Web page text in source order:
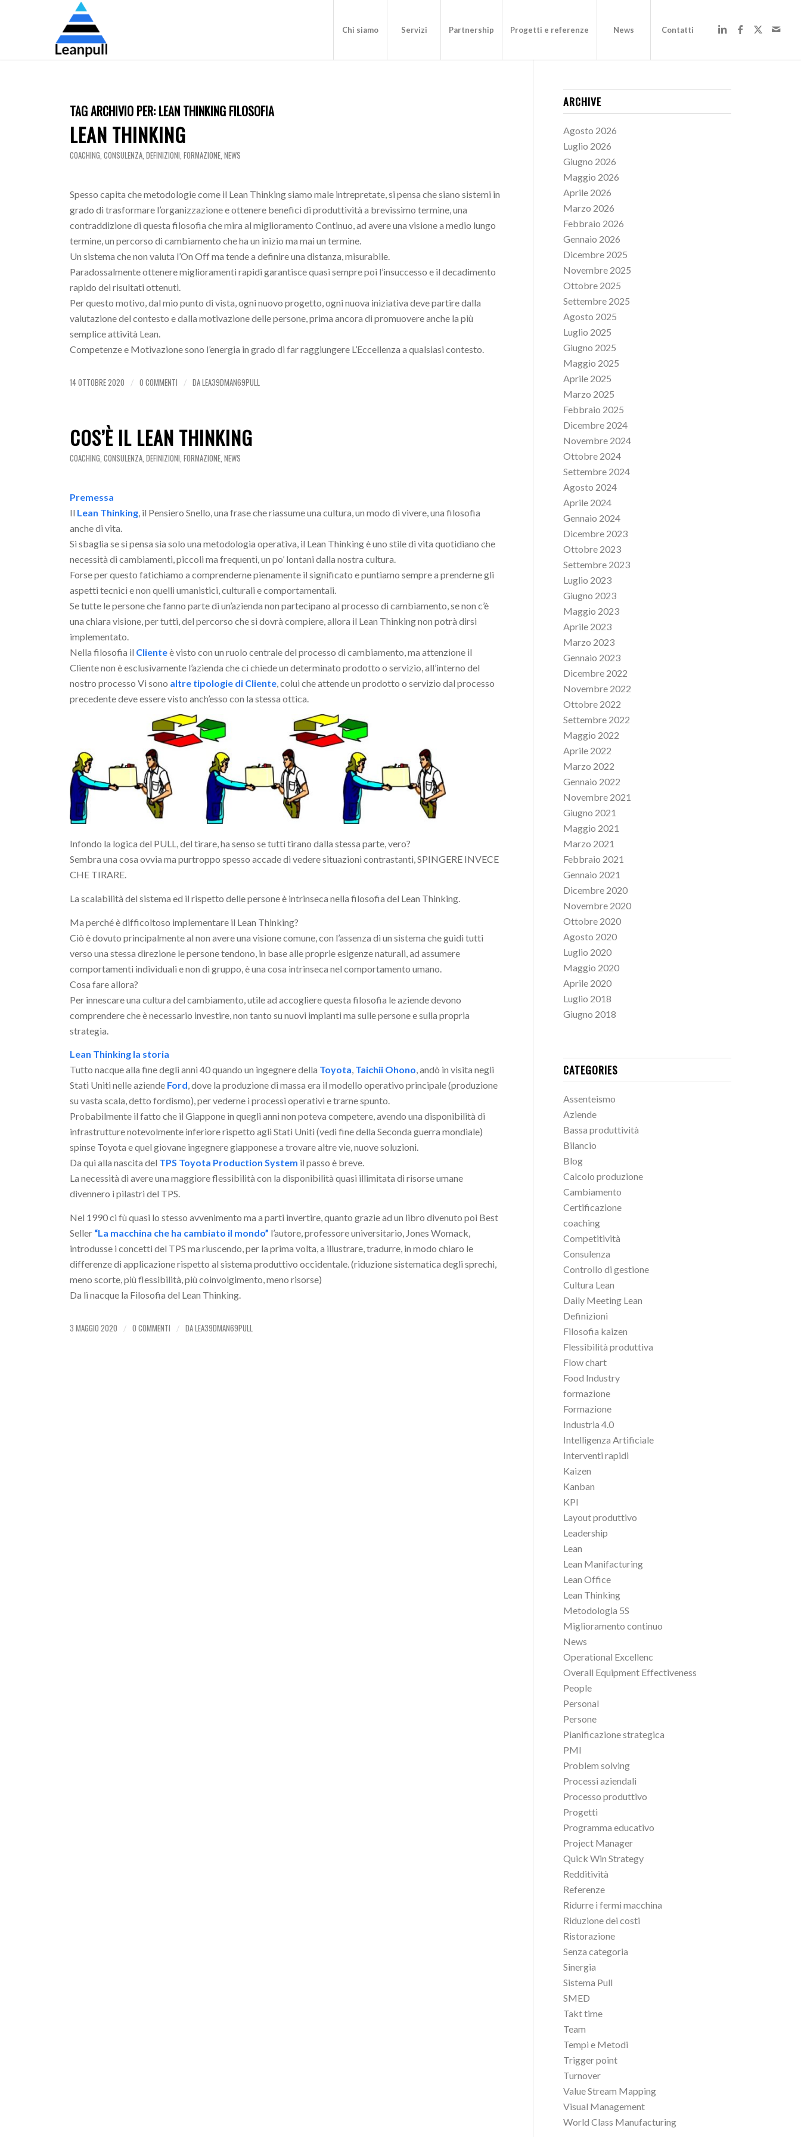
Chi siamo Servizi Partnership Progetti e referenze News Contatti
TAG ARCHIVIO PER: LEAN THINKING FILOSOFIA
LEAN THINKING
COACHING,CONSULENZA,DEFINIZIONI,FORMAZIONE,NEWS
Spesso capita che metodologie come il Lean Thinking siamo male intrepretate, si pensa che siano sistemi in
grado di trasformare l’organizzazione e ottenere benefici di produttività a brevissimo termine, una
contraddizione di questa filosofia che mira al miglioramento Continuo, ad avere una visione a medio lungo
termine, un percorso di cambiamento che ha un inizio ma mai un termine.
Un sistema che non valuta l’On Off ma tende a definire una distanza, misurabile.
Paradossalmente ottenere miglioramenti rapidi garantisce quasi sempre poi l’insuccesso e il decadimento
rapido dei risultati ottenuti.
Per questo motivo, dal mio punto di vista, ogni nuovo progetto, ogni nuova iniziativa deve partire dalla
valutazione del contesto e dalla motivazione delle persone, prima ancora di promuovere anche la più
semplice attività Lean.
Competenze e Motivazione sono l’energia in grado di far raggiungere L’Eccellenza a qualsiasi contesto.
14 OTTOBRE 2020 / 0 COMMENTI / DALEA39DMAN69PULL
COS’È IL LEAN THINKING
COACHING,CONSULENZA,DEFINIZIONI,FORMAZIONE,NEWS
Premessa
Il Lean Thinking , il Pensiero Snello, una frase che riassume una cultura, un modo di vivere, una filosofia
anche di vita.
Si sbaglia se si pensa sia solo una metodologia operativa, il Lean Thinking è uno stile di vita quotidiano che
necessità di cambiamenti, piccoli ma frequenti, un po’ lontani dalla nostra cultura.
Forse per questo fatichiamo a comprenderne pienamente il significato e puntiamo sempre a prenderne gli
aspetti tecnici e non quelli umanistici, culturali e comportamentali.
Se tutte le persone che fanno parte di un’azienda non partecipano al processo di cambiamento, se non c’è
una chiara visione, per tutti, del percorso che si dovrà compiere, allora il Lean Thinking non potrà dirsi
implementato.
Nella filosofia il Clienteè visto con un ruolo centrale del processo di cambiamento, ma attenzione il
Cliente non è esclusivamente l’azienda che ci chiede un determinato prodotto o servizio, all’interno del
nostro processo Vi sono altre tipologie di Cliente , colui che attende un prodotto o servizio dal processo
precedente deve essere visto anch’esso con la stessa ottica.
Infondo la logica del PULL, del tirare, ha senso se tutti tirano dalla stessa parte, vero?
Sembra una cosa ovvia ma purtroppo spesso accade di vedere situazioni contrastanti, SPINGERE INVECE
CHE TIRARE.
La scalabilità del sistema ed il rispetto delle persone è intrinseca nella filosofia del Lean Thinking.
Ma perché è difficoltoso implementare il Lean Thinking?
Ciò è dovuto principalmente al non avere una visione comune, con l’assenza di un sistema che guidi tutti
verso una stessa direzione le persone tendono, in base alle proprie esigenze naturali, ad assumere
comportamenti individuali e non di gruppo, è una cosa intrinseca nel comportamento umano.
Cosa fare allora?
Per innescare una cultura del cambiamento, utile ad accogliere questa filosofia le aziende devono
comprendere che è necessario investire, non tanto su nuovi impianti ma sulle persone e sulla propria
strategia.
Lean Thinking la storia
Tutto nacque alla fine degli anni 40 quando un ingegnere della Toyota, Taichii Ohono, andò in visita negli
Stati Uniti nelle aziende Ford, dove la produzione di massa era il modello operativo principale (produzione
su vasta scala, detto fordismo), per vederne i processi operativi e trarne spunto.
Probabilmente il fatto che il Giappone in quegli anni non poteva competere, avendo una disponibilità di
infrastrutture notevolmente inferiore rispetto agli Stati Uniti (vedi fine della Seconda guerra mondiale)
spinse Toyota e quel giovane ingegnere giapponese a trovare altre vie, nuove soluzioni.
Da qui alla nascita del TPS Toyota Production System il passo è breve.
La necessità di avere una maggiore flessibilità con la disponibilità quasi illimitata di risorse umane
divennero i pilastri del TPS.
Nel 1990 ci fù quasi lo stesso avvenimento ma a parti invertire, quanto grazie ad un libro divenuto poi Best
Seller “La macchina che ha cambiato il mondo” l’autore, professore universitario, Jones Womack,
introdusse i concetti del TPS ma riuscendo, per la prima volta, a illustrare, tradurre, in modo chiaro le
differenze di applicazione rispetto al sistema produttivo occidentale. (riduzione sistematica degli sprechi,
meno scorte, più flessibilità, più coinvolgimento, meno risorse)
Da lì nacque la Filosofia del Lean Thinking.
3 MAGGIO 2020 / 0 COMMENTI / DALEA39DMAN69PULL
ARCHIVE
Agosto 2026
Luglio 2026
Giugno 2026
Maggio 2026
Aprile 2026
Marzo 2026
Febbraio 2026
Gennaio 2026
Dicembre 2025
Novembre 2025
Ottobre 2025
Settembre 2025
Agosto 2025
Luglio 2025
Giugno 2025
Maggio 2025
Aprile 2025
Marzo 2025
Febbraio 2025
Dicembre 2024
Novembre 2024
Ottobre 2024
Settembre 2024
Agosto 2024
Aprile 2024
Gennaio 2024
Dicembre 2023
Ottobre 2023
Settembre 2023
Luglio 2023
Giugno 2023
Maggio 2023
Aprile 2023
Marzo 2023
Gennaio 2023
Dicembre 2022
Novembre 2022
Ottobre 2022
Settembre 2022
Maggio 2022
Aprile 2022
Marzo 2022
Gennaio 2022
Novembre 2021
Giugno 2021
Maggio 2021
Marzo 2021
Febbraio 2021
Gennaio 2021
Dicembre 2020
Novembre 2020
Ottobre 2020
Agosto 2020
Luglio 2020
Maggio 2020
Aprile 2020
Luglio 2018
Giugno 2018
CATEGORIES
Assenteismo
Aziende
Bassa produttività
Bilancio
Blog
Calcolo produzione
Cambiamento
Certificazione
coaching
Competitività
Consulenza
Controllo di gestione
Cultura Lean
Daily Meeting Lean
Definizioni
Filosofia kaizen
Flessibilità produttiva
Flow chart
Food Industry
formazione
Formazione
Industria 4.0
Intelligenza Artificiale
Interventi rapidi
Kaizen
Kanban
KPI
Layout produttivo
Leadership
Lean
Lean Manifacturing
Lean Office
Lean Thinking
Metodologia 5S
Miglioramento continuo
News
Operational Excellenc
Overall Equipment Effectiveness
People
Personal
Persone
Pianificazione strategica
PMI
Problem solving
Processi aziendali
Processo produttivo
Progetti
Programma educativo
Project Manager
Quick Win Strategy
Redditività
Referenze
Ridurre i fermi macchina
Riduzione dei costi
Ristorazione
Senza categoria
Sinergia
Sistema Pull
SMED
Takt time
Team
Tempi e Metodi
Trigger point
Turnover
Value Stream Mapping
Visual Management
World Class Manufacturing